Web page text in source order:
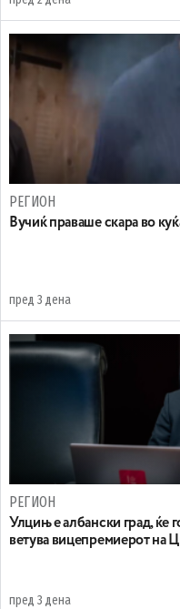
РЕГИОН
Вучиќ праваше скара во
пред 3 дена
РЕГИОН
Улцињ е албански град, ќе
ветува вицепремиерот на
пред 3 дена